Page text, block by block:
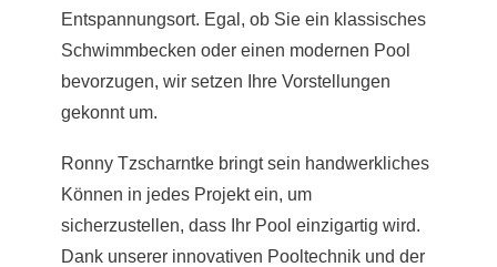
Entspannungsort. Egal, ob Sie ein klassisches
Schwimmbecken oder einen modernen Pool
bevorzugen, wir setzen Ihre Vorstellungen
gekonnt um.
Ronny Tzscharntke bringt sein handwerkliches
Können in jedes Projekt ein, um
sicherzustellen, dass Ihr Pool einzigartig wird.
Dank unserer innovativen Pooltechnik und der